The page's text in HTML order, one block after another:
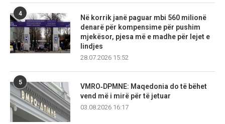
4
Në korrik janë paguar mbi 560 milionë
denarë për kompensime për pushim
mjekësor, pjesa më e madhe për lejet e
lindjes
28.07.2026 15:52
5
VMRO‑DPMNE: Maqedonia do të bëhet
vend më i mirë për të jetuar
03.08.2026 16:17